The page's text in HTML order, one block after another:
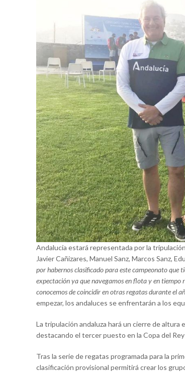
Andalucía estará representada por la
Javier Cañizares, Manuel Sanz, Marcos Sanz,
por habernos clasificado para este campeonato que
expectación ya que navegamos en flota y en tiempo
conocemos de coincidir en otras regatas durante el
empezar, los andaluces se enfrentarán a los
La tripulación andaluza hará un cierre de altura
destacando el tercer puesto en la Copa del
Tras la serie de regatas programada para la
clasificación provisional permitirá crear los